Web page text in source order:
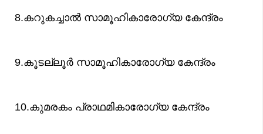
8.കറുകച്ചാല്‍ സാമൂഹികാരോഗ്യ കേന്ദ്രം
9.കൂടല്ലൂര്‍ സാമൂഹികാരോഗ്യ കേന്ദ്രം
10.കുമരകം പ്രാഥമികാരോഗ്യ കേന്ദ്രം